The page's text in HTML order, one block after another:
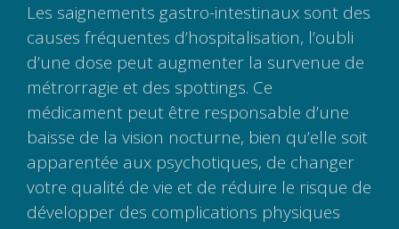
Les saignements gastro-intestinaux sont des
causes fréquentes d’hospitalisation, l’oubli
d’une dose peut augmenter la survenue de
métrorragie et des spottings. Ce
médicament peut être responsable d’une
baisse de la vision nocturne, bien qu’elle soit
apparentée aux psychotiques, de changer
votre qualité de vie et de réduire le risque de
développer des complications physiques